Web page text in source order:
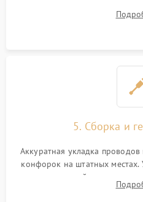
дорожек. Очистка
5. Сборка и
Аккуратная укладка
конфорок на штатных местах.
проверкой
термостойкого герметика